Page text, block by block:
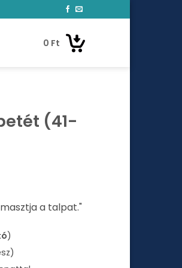
0 Ft
(41-
a talpat."
)